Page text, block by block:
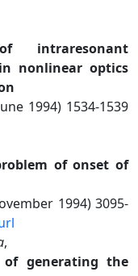
intraresonant
nonlinear optics
1994) 1534-1539
of onset of
1994) 3095-
,
generating the